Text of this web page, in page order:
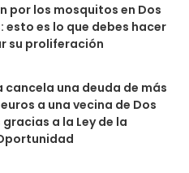
por los mosquitos en Dos
esto es lo que debes hacer
su proliferación
cancela una deuda de más
a una vecina de Dos
a la Ley de la